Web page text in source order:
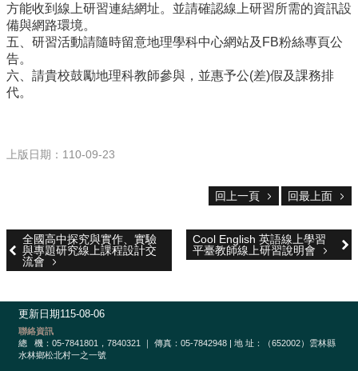
校
園
公
告
主
行
政
學
術
單
方能收到線上研習連結網址。並請確認線上研習所需的資訊設
備與網路環境。
五、研習活動請隨時留意地理學科中心網站及FB粉絲專頁公
告。
六、請貴校鼓勵地理科教師參與，並惠予公(差)假及課務排
代。
上版日期：110-09-23
回上一頁 回最上面
全國高中探究與實作、實驗
與專題研究線上課程設計交
流會
Cool English 英語線上學習
平臺教師線上研習說明會
更新日期115-08-06
聯絡資訊
總
機：05-7841801，7840321 ｜ 傳真：05-7842948 | 地 址：（652002）雲林縣
水林鄉松北村一之一號